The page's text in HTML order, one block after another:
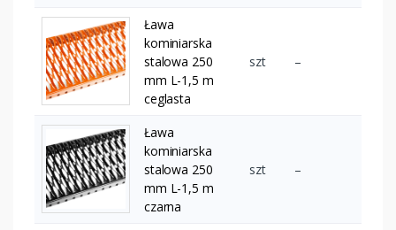
Ława
kominiarska
stalowa 250
mm L-1,5 m
ceglasta
szt –
Ława
kominiarska
stalowa 250
mm L-1,5 m
czarna
szt –